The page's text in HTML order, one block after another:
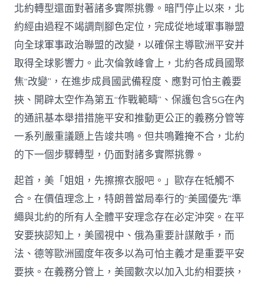
北約轉型還面對著諸多實際挑釁。暗鬥停止以來，北
約經由過程不竭調劑腳色定位，完成從地域軍事聯盟
向全球軍事政治聯盟的改變，以確保主導歐洲平安并
取得全球影響力。此次倫敦峰會上，北約各成員國聚
焦“改變”，在進步成員國武備程度、應對可怕主義要
挾、開辟太空作為第五“作戰範疇”、保護包含5G在內
的通訊基本舉措措施平安和推動更公正的義務分管等
一系列嚴重議題上告竣共鳴。但共鳴難掩不合，北約
的下一個步驟轉型，仍面對諸多實際挑釁。
起首，美「姐姐，先擦擦衣服吧。」歐存在牴觸不
合。在價值理念上，特朗普當局奉行的“美國優先”準
繩與北約的所有人全體平安理念存在必定沖突。在平
安要挾認知上，美國視中、俄為重要計謀敵手，而
法、德等歐洲國度年夜多以為可怕主義才是重要平安
要挾。在義務分管上，美國數次以加入北約相要挾，